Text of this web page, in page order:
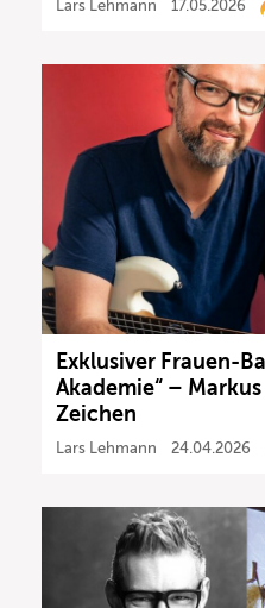
Lars Lehmann 17.05.2026
Exklusiver Frauen-
Akademie“ –
Zeichen
Lars Lehmann 24.04.2026